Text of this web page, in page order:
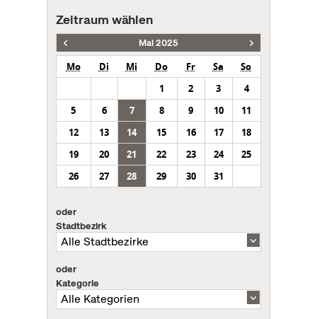
Zeitraum wählen
Mai 2025
Mo Di Mi Do Fr Sa
So
1
2 3
4
5
6 7 8 9 10
11
12
13 14 15 16 17
18
19
20 21 22 23 24
25
26
27 28 29 30 31
oder
Stadtbezirk
oder
Kategorie